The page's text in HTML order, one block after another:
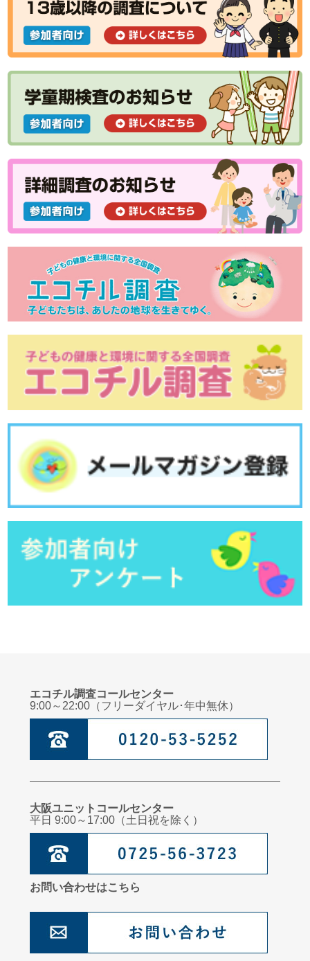
エコチル調査コールセンター
9:00～22:00（フリーダイヤル･年中無休）
大阪ユニットコールセンター
平日 9:00～17:00（土日祝を除く）
お問い合わせはこちら